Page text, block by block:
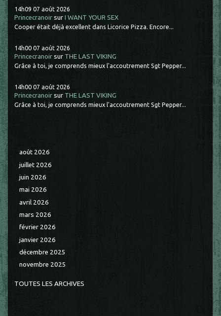
14h09 07 août 2026
Princecranoir surI WANT YOUR SEX
Cooper était déjà excellent dans Licorice Pizza. Encore...
14h00 07 août 2026
Princecranoir sur THE LAST VIKING
Grâce à toi, je comprends mieux l'accoutrement Sgt Pepper...
14h00 07 août 2026
Princecranoir sur THE LAST VIKING
Grâce à toi, je comprends mieux l'accoutrement Sgt Pepper...
août 2026
juillet 2026
juin 2026
mai 2026
avril 2026
mars 2026
février 2026
janvier 2026
décembre 2025
novembre 2025
TOUTES LES ARCHIVES